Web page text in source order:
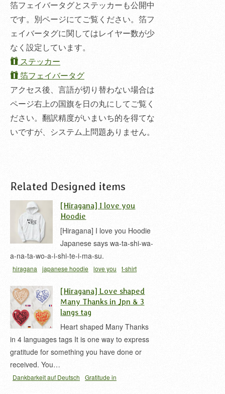
箔フェイバータグとステッカーも公開中
です。別ページにてご覧ください。箔フ
ェイバータグに関してはレイヤー数が少
なく設定しています。
ステッカー
箔フェイバータグ
アクセス後、言語が切り替わない場合は
ページ右上の国旗を日の丸にしてご覧く
ださい。翻訳精度がいまいち的を得てな
いですが、システム上問題ありません。
Related Designed items
[Hiragana] I love you
Hoodie
[Hiragana] I love you Hoodie
Japanese says wa-ta-shi-wa-
a-na-ta-wo-a-i-shi-te-i-ma-su.
hiragana japanese hoodie love you t-shirt
[Hiragana] Love shaped
Many Thanks in Jpn & 3
langs tag
Heart shaped Many Thanks
in 4 languages tags It is one way to express
gratitude for something you have done or
received. You…
Dankbarkeit auf Deutsch
Gratitude in